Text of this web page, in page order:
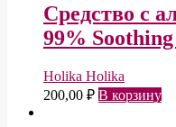
Средство с
99%
Holika Holika
200,00 ₽ В корзину